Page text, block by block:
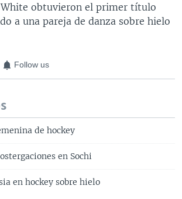
White obtuvieron el primer título
a una pareja de danza sobre hielo
Follow us
de hockey
en Sochi
en hockey sobre hielo